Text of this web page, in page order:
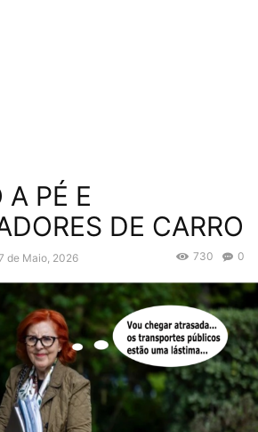
A PÉ E
DE CARRO
de Maio, 2026 0
730